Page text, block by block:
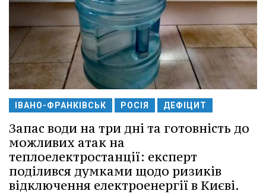
ІВАНО-ФРАНКІВСЬК РОСІЯ ДЕФІЦИТ
Запас води на три дні та готовність до
можливих атак на
теплоелектростанції: експерт
поділився думками щодо ризиків
відключення електроенергії в Києві.